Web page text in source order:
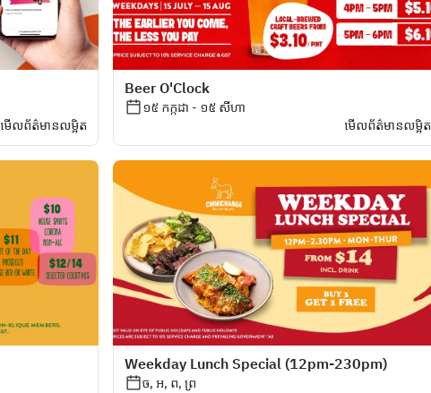
មើលព័ត៌មានលម្អិត
Beer O'Clock
១៥ កក្កដា - ១៥ សីហា
មើលព័ត៌មានលម្អិត
Weekday Lunch Special (12pm-230pm)
ច, អ, ព, ព្រ